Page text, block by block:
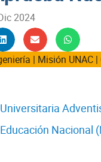
2024
| Misión UNAC |
Nacional